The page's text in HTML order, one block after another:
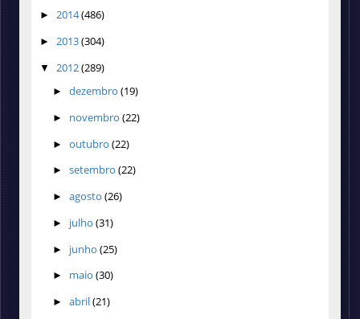
► 2014(486)
► 2013(304)
▼ 2012(289)
► dezembro (19)
► novembro (22)
► outubro (22)
► setembro (22)
► agosto (26)
► julho (31)
► junho (25)
► maio (30)
► abril(21)